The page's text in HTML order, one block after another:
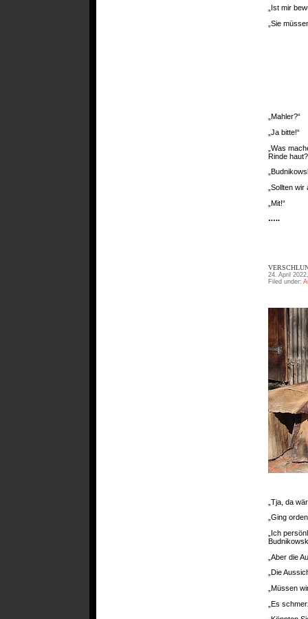
„Ist mir
„Sie
„Mahler?“
„Ja bitte!“
„Was
Rinde
„Sollten
„Mit!“
…..
24. April
Filed under:
„Tja, da
„Ging
„Ich
„Aber die
„Die
„Müssen
„Es